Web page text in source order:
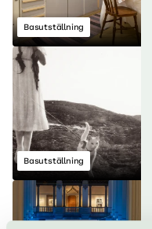
Basutställning
Basutställning